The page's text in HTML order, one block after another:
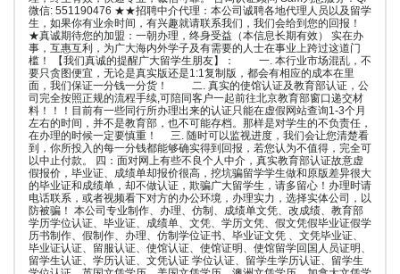
微信: 551190476 ★★招聘中介代理：本公司诚聘各地代理人员以及留学
生，如果你有业余时间，有兴趣就请联系我们，我们会给到您的回报！
★真诚期待您的加盟：一朝办理，终身受益（本信息长期有效） 实在办
事，互惠互利，为广大海内外学子及有需要的人士在事业上跨过这道门
槛！ 【我们真诚的提醒广大留学生朋友】： 一. 本行业市场混乱，不
要只贪图便宜，无论是真实版还是1:1复制版，都会有相应的成本在里
面，我们保证一分钱一分货！ 二. 真实的使馆认证及教育部认证，公
司完全按照正规的流程手续,可陪同客户一起前往北京教育部窗口递交材
料！！！目前有一些同行所办理出来的认证只能在虚假网站查询1-3个月
左右的时间，并不是教育部，也不可能存档。那样是对学生的不负责任，
在办理的时候一定要慎重！ 三. 随时可以监视进度，我们会让您清楚看
到，你所投入的每一分钱都能够确实得到回报，若您认为不值得，完全可
以中止付款。 四：面对网上有些不良个人中介，真实教育部认证故意虚
假报价，毕业证、成绩单却报价很高，挖坑骗留学学生做和原版差异很大
的毕业证和成绩单，却不做认证，欺骗广大留学生，请多留心！办理时请
电话联系，或者视频看下对方的办公环境，办理实力，选择实体公司，以
防被骗！ 本公司专业制作、办理、仿制、成绩单文凭、改成绩、教育部
学历学位认证、毕业证、成绩单、文凭、学历文凭、假文凭假毕业证假学
历书制作、假制作、办理、仿制学位证书、毕业证文凭 、文凭毕业证、
毕业证认证、留服认证、使馆认证、使馆证明、使馆留学回国人员证明、
留学生认证、学历认证、文凭认证 学位认证、留学生学历认证、留学生